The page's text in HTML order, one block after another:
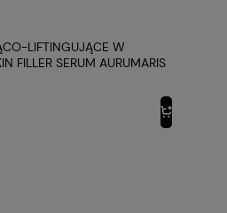
LIFTINGUJĄCE W
FILLER SERUM AURUMARIS